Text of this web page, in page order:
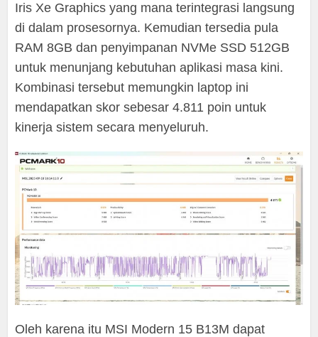
Iris Xe Graphics yang mana terintegrasi langsung
di dalam prosesornya. Kemudian tersedia pula
RAM 8GB dan penyimpanan NVMe SSD 512GB
untuk menunjang kebutuhan aplikasi masa kini.
Kombinasi tersebut memungkin laptop ini
mendapatkan skor sebesar 4.811 poin untuk
kinerja sistem secara menyeluruh.
Oleh karena itu MSI Modern 15 B13M dapat